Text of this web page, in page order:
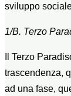
sviluppo
1/B. Terzo
Il Terzo
trascendenza,
ad una fase,